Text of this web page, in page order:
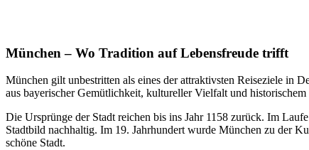
München – Wo Tradition auf Lebensfreude trifft
München gilt unbestritten als eines der attraktivsten Reiseziele in
aus bayerischer Gemütlichkeit, kultureller Vielfalt und
Die Ursprünge der Stadt reichen bis ins Jahr 1158 zurück. Im
Stadtbild nachhaltig. Im 19. Jahrhundert wurde München zu der
schöne Stadt.